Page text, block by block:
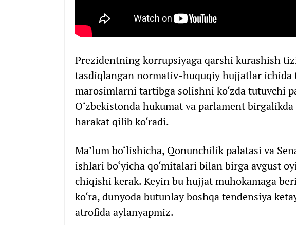
Prezidentning korrupsiyaga qarshi kurashish
tasdiqlangan normativ-huquqiy hujjatlar ichida
marosimlarni tartibga solishni ko‘zda tutuvchi
O‘zbekistonda hukumat va parlament
harakat qilib ko‘radi.
Ma’lum bo‘lishicha, Qonunchilik palatasi va
ishlari bo‘yicha qo‘mitalari bilan birga avgust
chiqishi kerak. Keyin bu hujjat muhokamaga
ko‘ra, dunyoda butunlay boshqa tendensiya
atrofida aylanyapmiz.